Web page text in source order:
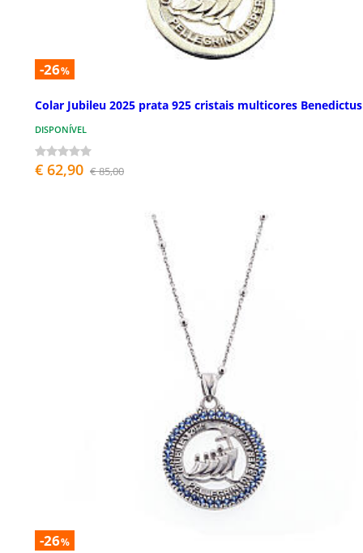
-26%
Colar Jubileu 2025 prata 925 cristais multicores Benedictus
DISPONÍVEL
€ 62,90 € 85,00
-26%